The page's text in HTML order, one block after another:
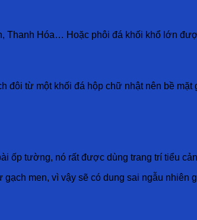
Hóa… Hoặc phôi đá khối khổ lớn
từ một khối đá hộp chữ nhật nên bề
ốp tường, nó rất được dùng trang trí tiểu
men, vì vậy sẽ có dung sai ngẫu nhiên